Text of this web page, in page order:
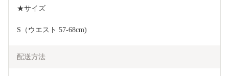
★サイズ
S（ウエスト 57-68cm)
配送方法